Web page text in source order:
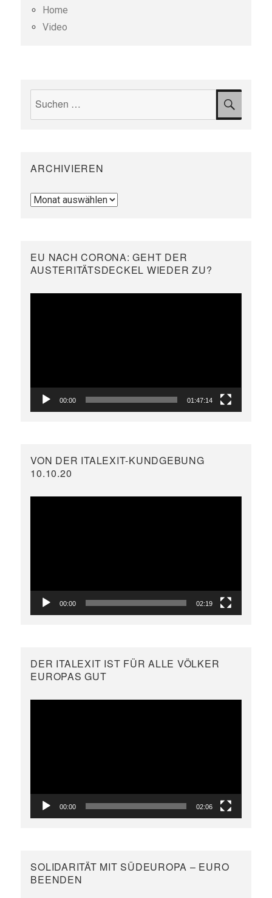
Home
Video
ARCHIVIEREN
Archivieren
EU NACH CORONA: GEHT DER
AUSTERITÄTSDECKEL WIEDER ZU?
00:00 01:47:14
VON DER ITALEXIT-KUNDGEBUNG
10.10.20
00:00 02:19
DER ITALEXIT IST FÜR ALLE VÖLKER
EUROPAS GUT
00:00 02:06
SOLIDARITÄT MIT SÜDEUROPA – EURO
BEENDEN